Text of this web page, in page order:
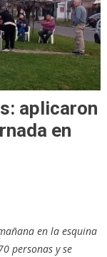
aplicaron
en
en la esquina
personas y se